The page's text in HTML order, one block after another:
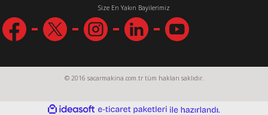
Size En Yakın Bayilerimiz
© 2016 sacarmakina.com.tr tüm hakları saklıdır.
ideasoft e-